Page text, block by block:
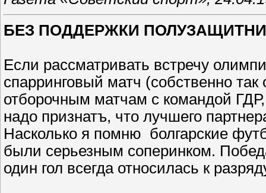
БЕЗ ПОДДЕРЖКИ
Если рассматривать встречу
спарринговый матч (собственно
отборочным матчам с командой
надо признатъ, что лучшего
Насколько я помню болгарские
были серьезным соперинком.
один гол всегда относилась к